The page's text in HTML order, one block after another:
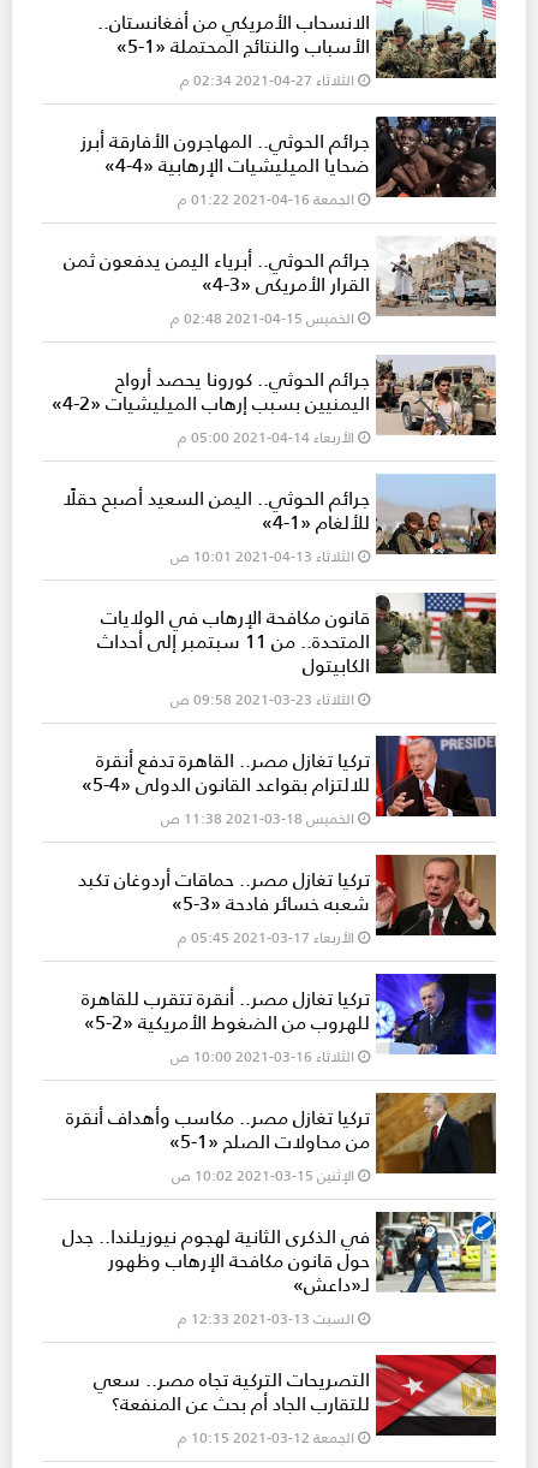
الانسحاب الأمريكي من أفغانستان..
الأسباب والنتائج المحتملة «1-5»
الثلاثاء 27-04-2021 02:34 م
جرائم الحوثي.. المهاجرون الأفارقة أبرز
ضحايا الميليشيات الإرهابية «4-4»
الجمعة 16-04-2021 01:22 م
جرائم الحوثي.. أبرياء اليمن يدفعون ثمن
القرار الأمريكي «3-4»
الخميس 15-04-2021 02:48 م
جرائم الحوثي.. كورونا يحصد أرواح
اليمنيين بسبب إرهاب الميليشيات «2-4»
الأربعاء 14-04-2021 05:00 م
جرائم الحوثي.. اليمن السعيد أصبح حقلًا
للألغام «1-4»
الثلاثاء 13-04-2021 10:01 ص
قانون مكافحة الإرهاب في الولايات
المتحدة.. من 11 سبتمبر إلى أحداث
الكابيتول
الثلاثاء 23-03-2021 09:58 ص
تركيا تغازل مصر.. القاهرة تدفع أنقرة
للالتزام بقواعد القانون الدولي «4-5»
الخميس 18-03-2021 11:38 ص
تركيا تغازل مصر.. حماقات أردوغان تكبد
شعبه خسائر فادحة «3-5»
الأربعاء 17-03-2021 05:45 م
تركيا تغازل مصر.. أنقرة تتقرب للقاهرة
للهروب من الضغوط الأمريكية «2-5»
الثلاثاء 16-03-2021 10:00 ص
تركيا تغازل مصر.. مكاسب وأهداف أنقرة
من محاولات الصلح «1-5»
الإثنين 15-03-2021 10:02 ص
في الذكرى الثانية لهجوم نيوزيلندا.. جدل
حول قانون مكافحة الإرهاب وظهور
لـ«داعش»
السبت 13-03-2021 12:33 م
التصريحات التركية تجاه مصر.. سعي
للتقارب الجاد أم بحث عن المنفعة؟
الجمعة 12-03-2021 10:15 م